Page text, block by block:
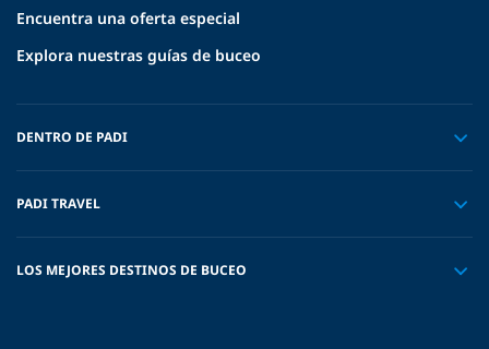
Encuentra una oferta especial
Explora nuestras guías de buceo
DENTRO DE PADI
PADI TRAVEL
LOS MEJORES DESTINOS DE BUCEO